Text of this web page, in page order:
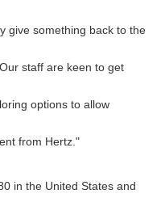
give something back to the
staff are keen to get
options to allow
from Hertz."
in the United States and